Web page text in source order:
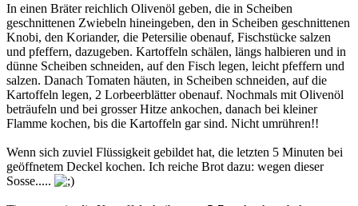
In einen Bräter reichlich Olivenöl geben, die in Scheiben
geschnittenen Zwiebeln hineingeben, den in Scheiben geschnittenen
Knobi, den Koriander, die Petersilie obenauf, Fischstücke salzen
und pfeffern, dazugeben. Kartoffeln schälen, längs halbieren und in
dünne Scheiben schneiden, auf den Fisch legen, leicht pfeffern und
salzen. Danach Tomaten häuten, in Scheiben schneiden, auf die
Kartoffeln legen, 2 Lorbeerblätter obenauf. Nochmals mit Olivenöl
beträufeln und bei grosser Hitze ankochen, danach bei kleiner
Flamme kochen, bis die Kartoffeln gar sind. Nicht umrühren!!
Wenn sich zuviel Flüssigkeit gebildet hat, die letzten 5 Minuten bei
geöffnetem Deckel kochen. Ich reiche Brot dazu: wegen dieser
Sosse.....